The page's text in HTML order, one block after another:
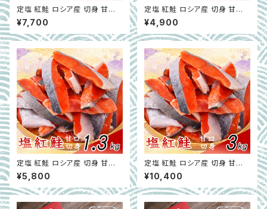
定塩 紅鮭 ロシア産 切身 甘口
バラ凍結 2ｋｇ 簡易包装 さけ
サケ シャケ 塩鮭 塩さけ 魚 お
かず 冷凍 塩竈市 宮城県
¥7,700
定塩 紅鮭 ロシア産 切身 甘口
バラ凍結 1ｋｇ 簡易包装 さけ サ
ケ シャケ 塩鮭 塩さけ 魚 おか
ず 冷凍 塩竈市 宮城県
¥4,900
定塩 紅鮭 ロシア産 切身 甘口
バラ凍結 1.3ｋｇ 簡易包装 さけ
サケ シャケ 塩鮭 塩さけ 魚 お
かず 冷凍 塩竈市 宮城県
¥5,800
定塩 紅鮭 ロシア産 切身 甘口
バラ凍結 3ｋｇ 簡易包装 さけ
サケ シャケ 塩鮭 塩さけ 魚 お
かず 冷凍 塩竈市 宮城県
¥10,400